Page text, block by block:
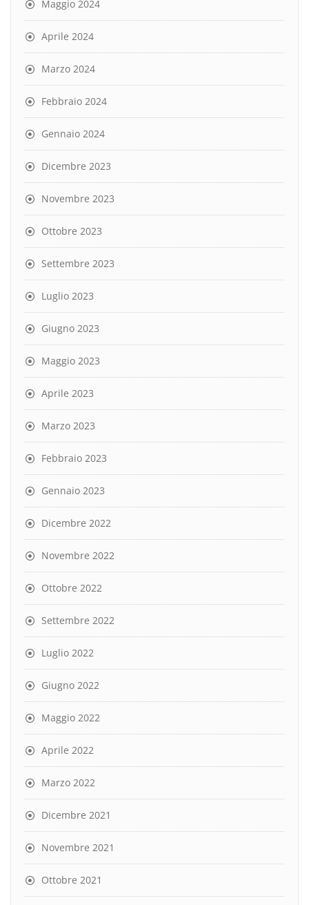
Maggio 2024
Aprile 2024
Marzo 2024
Febbraio 2024
Gennaio 2024
Dicembre 2023
Novembre 2023
Ottobre 2023
Settembre 2023
Luglio 2023
Giugno 2023
Maggio 2023
Aprile 2023
Marzo 2023
Febbraio 2023
Gennaio 2023
Dicembre 2022
Novembre 2022
Ottobre 2022
Settembre 2022
Luglio 2022
Giugno 2022
Maggio 2022
Aprile 2022
Marzo 2022
Dicembre 2021
Novembre 2021
Ottobre 2021